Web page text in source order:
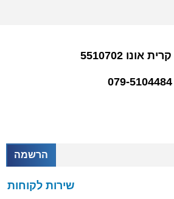
קרית אונו 5510702
הרשמה
שירות לקוחות